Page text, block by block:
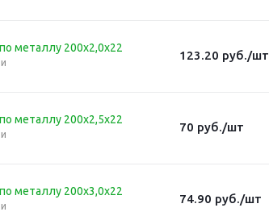
металлу 200х2,0х22
123.20 руб./шт
металлу 200х2,5х22
70 руб./шт
металлу 200х3,0х22
74.90 руб./шт